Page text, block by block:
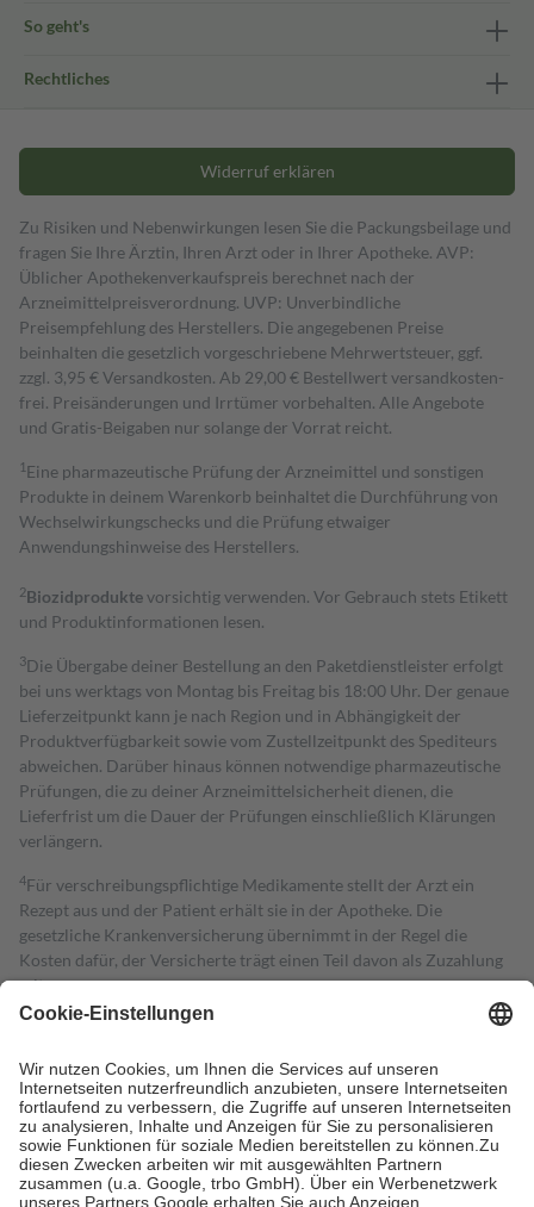
So geht's
Rechtliches
Widerruf erklären
Zu Risiken und Nebenwirkungen lesen Sie die Packungsbeilage und
fragen Sie Ihre Ärztin, Ihren Arzt oder in Ihrer Apotheke. AVP:
Üblicher Apothekenverkaufspreis berechnet nach der
Arzneimittelpreisverordnung. UVP: Unverbindliche
Preisempfehlung des Herstellers. Die angegebenen Preise
beinhalten die gesetzlich vorgeschriebene Mehrwertsteuer, ggf.
zzgl. 3,95 € Versandkosten. Ab 29,00 € Bestell­wert versand­kosten­
frei. Preisänderungen und Irrtümer vorbehalten. Alle Angebote
und Gratis-Beigaben nur solange der Vorrat reicht.
1 Eine pharmazeutische Prüfung der Arzneimittel und sonstigen
Produkte in deinem Warenkorb beinhaltet die Durchführung von
Wechselwirkungschecks und die Prüfung etwaiger
Anwendungshinweise des Herstellers.
2Biozidproduktevorsichtig verwenden. Vor Gebrauch stets Etikett
und Produktinformationen lesen.
3Die Übergabe deiner Bestellung an den Paketdienstleister erfolgt
bei uns werktags von Montag bis Freitag bis 18:00 Uhr. Der genaue
Lieferzeitpunkt kann je nach Region und in Abhängigkeit der
Produktverfügbarkeit sowie vom Zustellzeitpunkt des Spediteurs
abweichen. Darüber hinaus können notwendige pharmazeutische
Prüfungen, die zu deiner Arzneimittelsicherheit dienen, die
Lieferfrist um die Dauer der Prüfungen einschließlich Klärungen
verlängern.
4Für verschreibungspflichtige Medikamente stellt der Arzt ein
Rezept aus und der Patient erhält sie in der Apotheke. Die
gesetzliche Krankenversicherung übernimmt in der Regel die
Kosten dafür, der Versicherte trägt einen Teil davon als Zuzahlung
mit.
Grundsätzlich leisten Mitglieder Zuzahlungen in Höhe von zehn
höchstens zehn Euro.
Es sind jedoch nie mehr als die tatsächlichen
Kosten der Leistung zu entrichten.
Diese Regeln gelten grundsätzlich auch für Online-Apotheken.
Bei Heilmitteln und häuslicher Krankenpflege beträgt die
Zuzahlung zehn Prozent der Kosten sowie zehn Euro je
Verordnung.